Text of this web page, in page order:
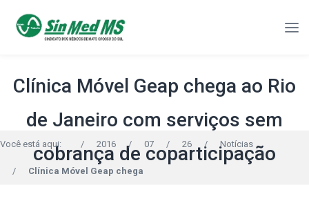
Clínica Móvel Geap chega ao Rio
de Janeiro com serviços sem
cobrança de coparticipação
Você está aqui: / 2016 / 07 / 26 / Notícias
/ Clínica Móvel Geap chega